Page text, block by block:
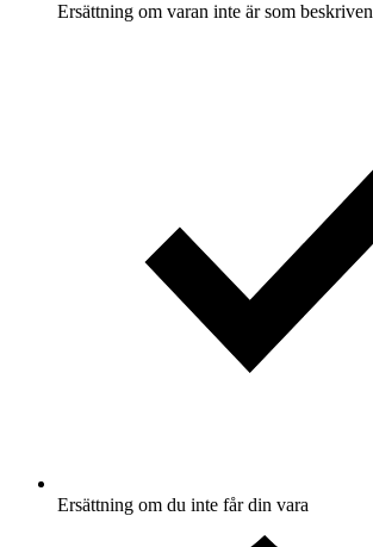
Ersättning om varan inte är som beskriven
Ersättning om du inte får din vara